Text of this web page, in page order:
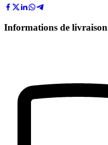
Informations de livraison